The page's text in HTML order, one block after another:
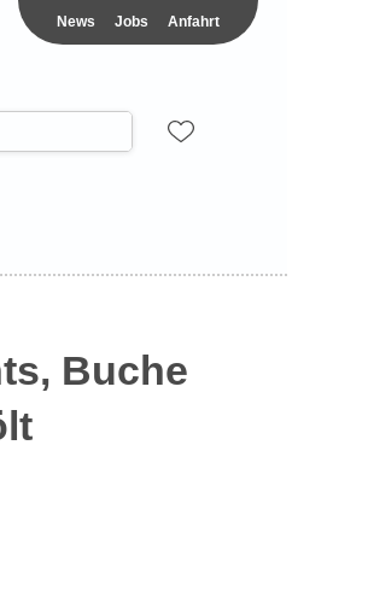
News Jobs Anfahrt
Buche